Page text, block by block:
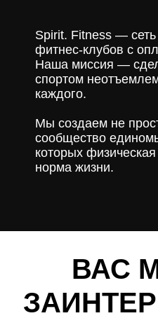
Spirit. Fitness —
фитнес-клубов с
Наша миссия —
спортом
каждого.
Мы создаем не
сообщество
которых
норма жизни.
ВАС